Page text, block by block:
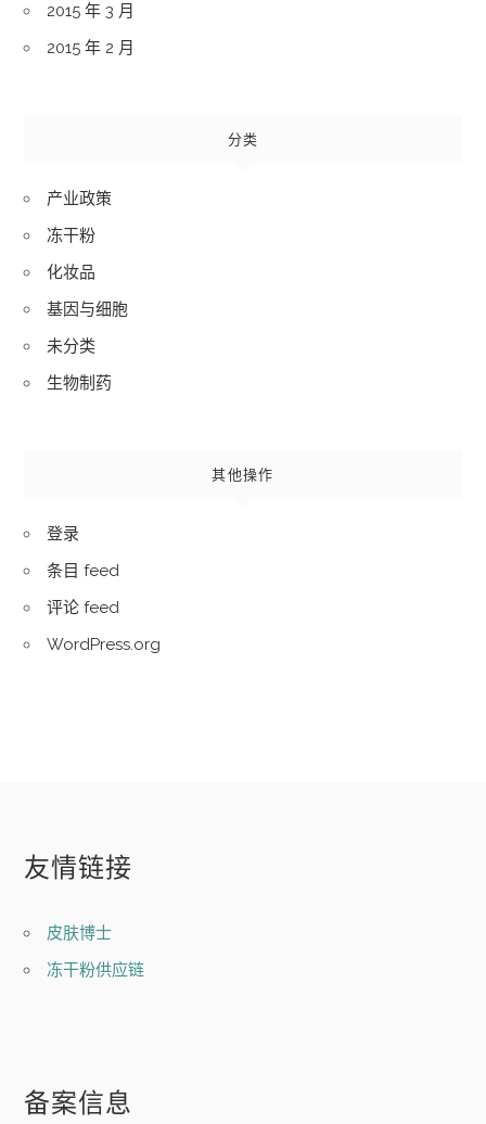
2015 年 3 月
2015 年 2 月
分类
产业政策
冻干粉
化妆品
基因与细胞
未分类
生物制药
其他操作
登录
条目 feed
评论 feed
WordPress.org
友情链接
皮肤博士
冻干粉供应链
备案信息